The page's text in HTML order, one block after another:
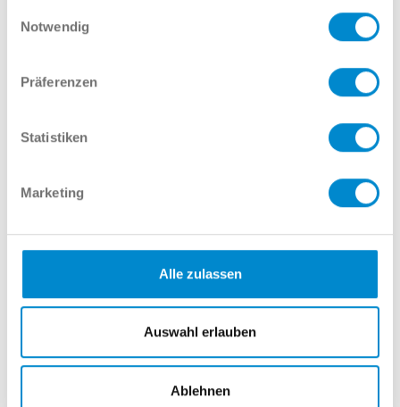
Notwendig
Präferenzen
Statistiken
Marketing
Alle zulassen
Auswahl erlauben
Ablehnen
E-Mail
Nachricht